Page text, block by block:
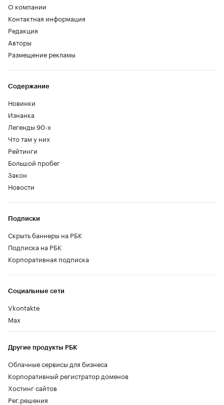
О компании
Контактная информация
Редакция
Авторы
Размещение рекламы
Содержание
Новинки
Изнанка
Легенды 90-х
Что там у них
Рейтинги
Большой пробег
Закон
Новости
Социальные сети
Vkontakte
Max
Другие продукты РБК
Облачные сервисы для бизнеса
Корпоративный регистратор доменов
Хостинг сайтов
Рег.решения
Подписки
Скрыть баннеры на РБК
Подписка на РБК
Корпоративная подписка